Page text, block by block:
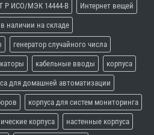
Р ИСО/МЭК 14444-В Интернет вещей
в наличии на складе
генератор случайного числа
кабельные вводы корпуса
для домашней автоматизации
корпуса для систем мониторинга
корпуса настенные корпуса